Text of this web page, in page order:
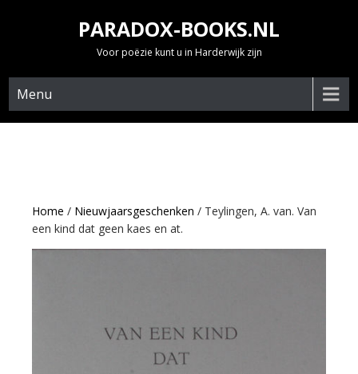
PARADOX-BOOKS.NL
Voor poëzie kunt u in Harderwijk zijn
Menu
Home / Nieuwjaarsgeschenken / Teylingen, A. van. Van
een kind dat geen kaes en at.